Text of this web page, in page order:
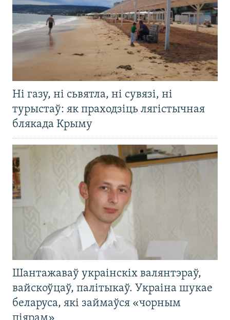
Ні газу, ні сьвятла, ні сувязі, ні
турыстаў: як праходзіць лягістычная
блякада Крыму
Шантажаваў украінскіх валянтэраў,
вайскоўцаў, палітыкаў. Украіна шукае
беларуса, які займаўся «чорным